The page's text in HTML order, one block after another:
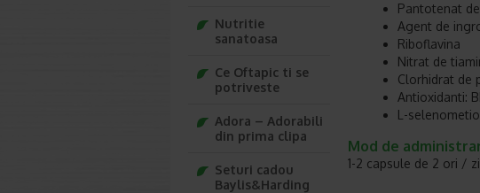
Pantotenat
Agent de
Riboflavina
Nitrat de
Clorhidrat de
Antioxidanti:
L-
Mod de
1-2 capsule de 2 ori /
Nutritie
sanatoasa
Ce Oftapic ti se
potriveste
Adora – Adorabili
din prima clipa
Seturi cadou
Baylis&Harding